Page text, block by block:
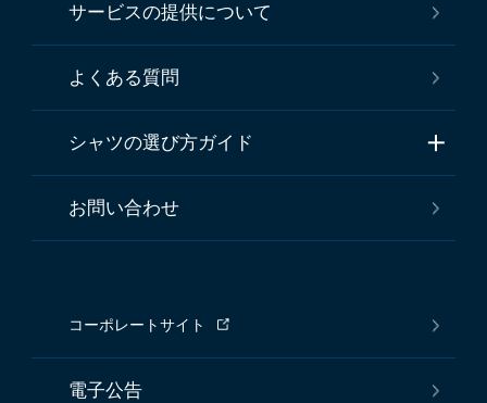
サービスの提供について
よくある質問
シャツの選び方ガイド
お問い合わせ
コーポレートサイト
電子公告